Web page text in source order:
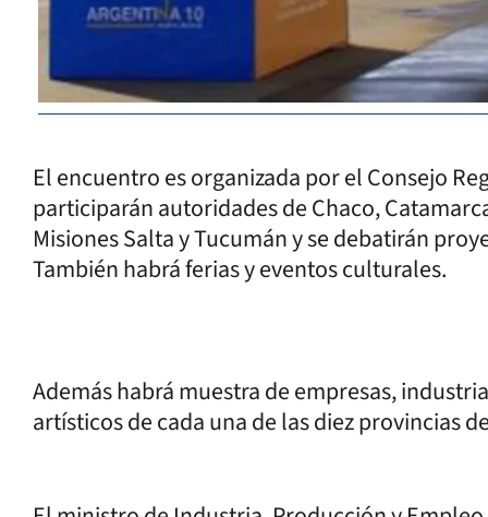
El encuentro es organizada por el Consejo
participarán autoridades de Chaco,
Misiones Salta y Tucumán y se debatirán
También habrá ferias y eventos culturales.
Además habrá muestra de empresas,
artísticos de cada una de las diez provincias